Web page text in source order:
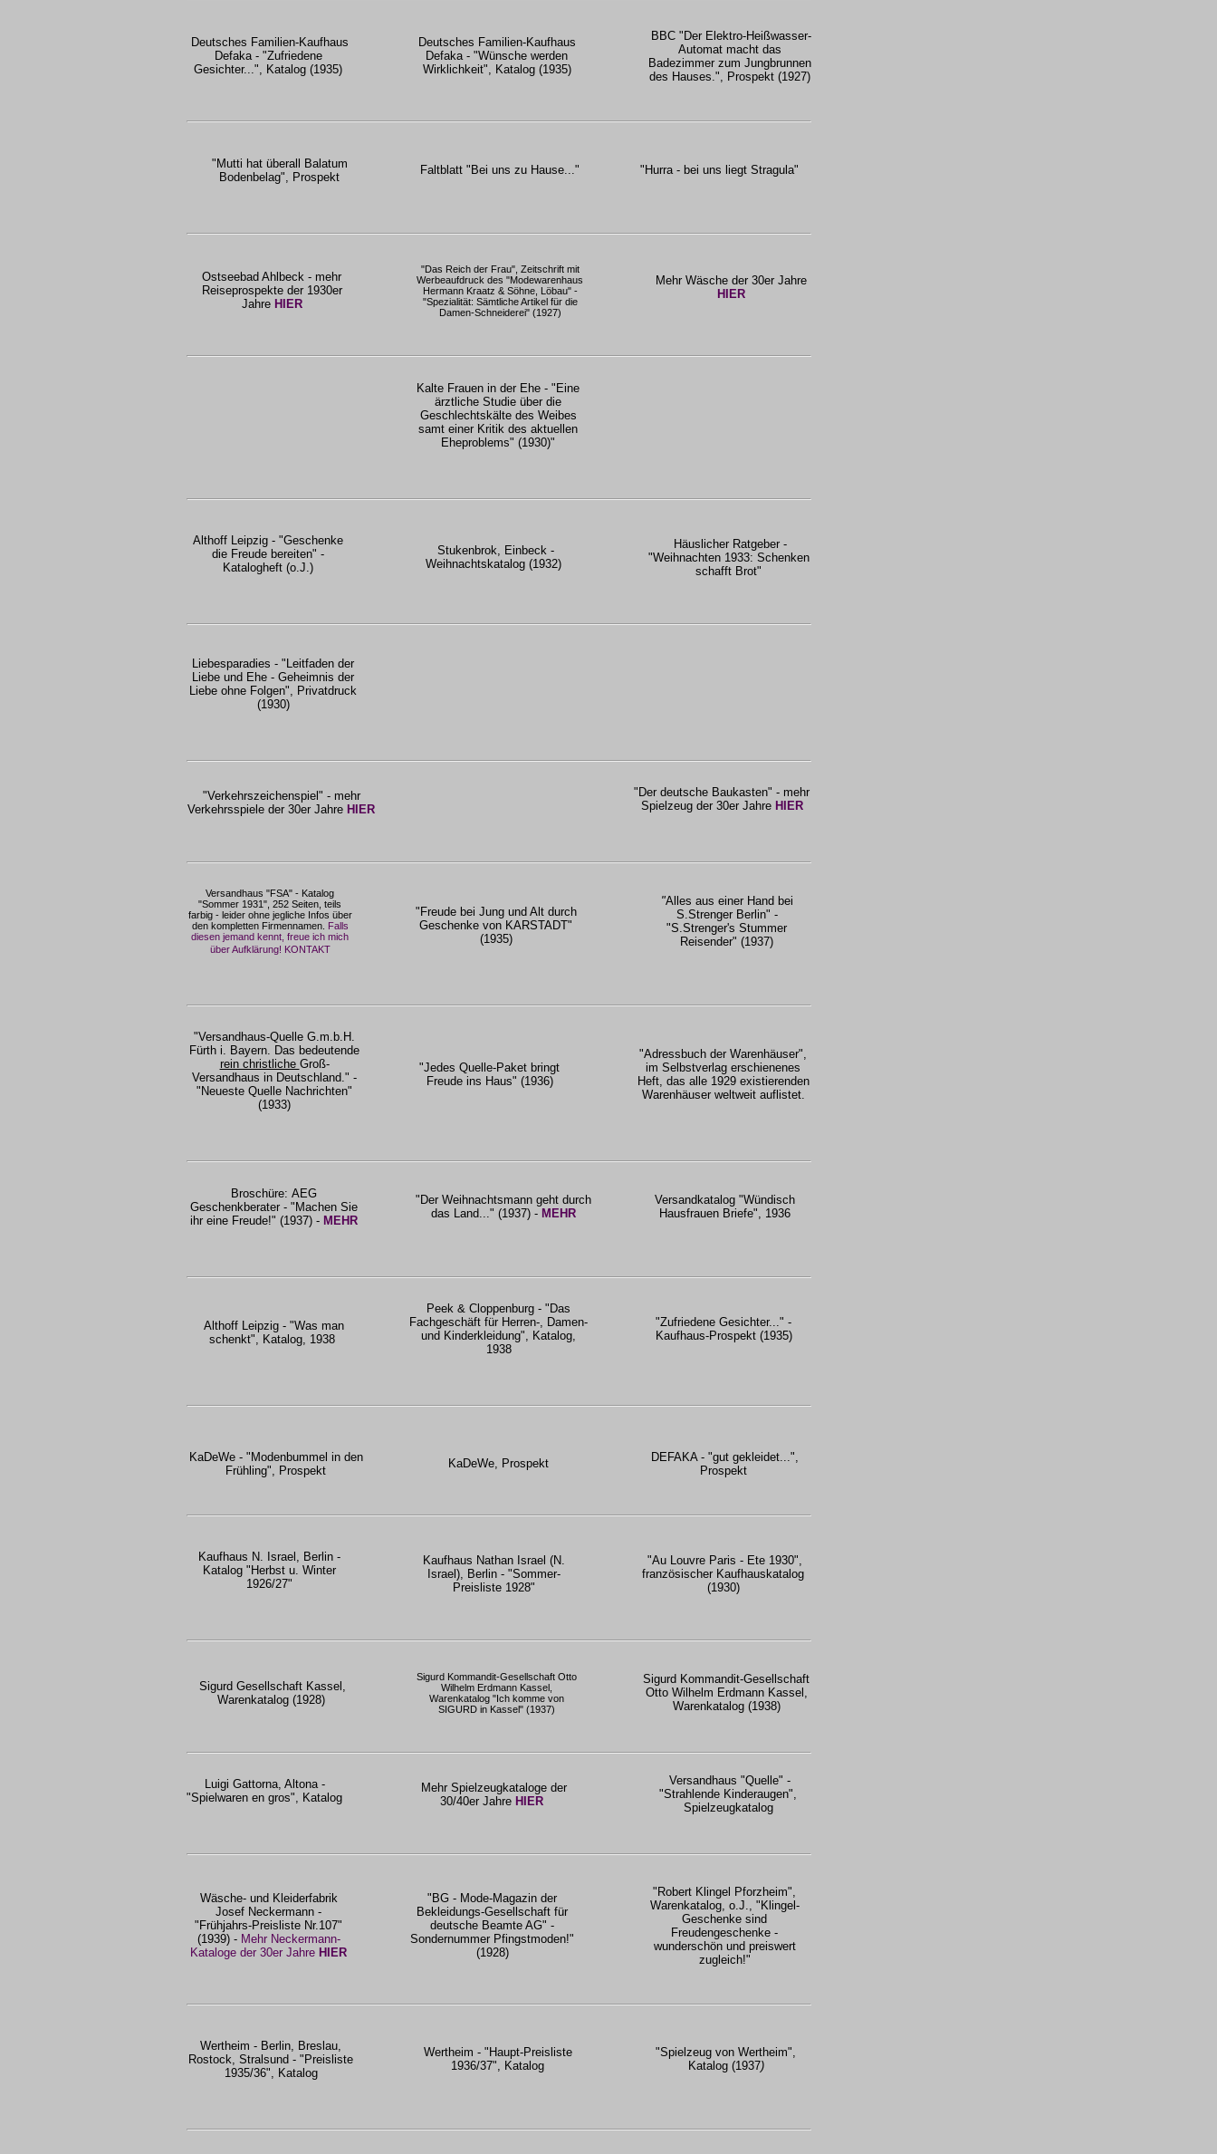
Deutsches Familien-Kaufhaus
Defaka - "Zufriedene
Gesichter...", Katalog (1935)
Deutsches Familien-Kaufhaus
Defaka - "Wünsche werden
Wirklichkeit", Katalog (1935)
BBC "Der Elektro-Heißwasser-
Automat macht das
Badezimmer zum Jungbrunnen
des Hauses.", Prospekt (1927)
"Mutti hat überall Balatum
Bodenbelag", Prospekt
Faltblatt "Bei uns zu Hause..." "Hurra - bei uns liegt Stragula"
Ostseebad Ahlbeck - mehr
Reiseprospekte der 1930er
Jahre HIER
"Das Reich der Frau", Zeitschrift mit
Werbeaufdruck des "Modewarenhaus
Hermann Kraatz & Söhne, Löbau" -
"Spezialität: Sämtliche Artikel für die
Damen-Schneiderei" (1927)
Mehr Wäsche der 30er Jahre
HIER
Kalte Frauen in der Ehe - "Eine
ärztliche Studie über die
Geschlechtskälte des Weibes
samt einer Kritik des aktuellen
Eheproblems" (1930)"
Althoff Leipzig - "Geschenke
die Freude bereiten" -
Katalogheft (o.J.)
Stukenbrok, Einbeck -
Weihnachtskatalog (1932)
Häuslicher Ratgeber -
"Weihnachten 1933: Schenken
schafft Brot"
Liebesparadies - "Leitfaden der
Liebe und Ehe - Geheimnis der
Liebe ohne Folgen", Privatdruck
(1930)
"Verkehrszeichenspiel" - mehr
Verkehrsspiele der 30er Jahre HIER
"Der deutsche Baukasten" - mehr
Spielzeug der 30er Jahre HIER
Versandhaus "FSA" - Katalog
"Sommer 1931", 252 Seiten, teils
farbig - leider ohne jegliche Infos über
den kompletten Firmennamen. Falls
diesen jemand kennt, freue ich mich
über Aufklärung! KONTAKT
"Freude bei Jung und Alt durch
Geschenke von KARSTADT"
(1935)
"Alles aus einer Hand bei
S.Strenger Berlin" -
"S.Strenger's Stummer
Reisender" (1937)
"Versandhaus-Quelle G.m.b.H.
Fürth i. Bayern. Das bedeutende
rein christliche Groß-
Versandhaus in Deutschland." -
"Neueste Quelle Nachrichten"
(1933)
"Jedes Quelle-Paket bringt
Freude ins Haus" (1936)
"Adressbuch der Warenhäuser",
im Selbstverlag erschienenes
Heft, das alle 1929 existierenden
Warenhäuser weltweit auflistet.
Broschüre: AEG
Geschenkberater - "Machen Sie
ihr eine Freude!" (1937) - MEHR
"Der Weihnachtsmann geht durch
das Land..." (1937) - MEHR
Versandkatalog "Wündisch
Hausfrauen Briefe", 1936
Althoff Leipzig - "Was man
schenkt", Katalog, 1938
Peek & Cloppenburg - "Das
Fachgeschäft für Herren-, Damen-
und Kinderkleidung", Katalog,
1938
"Zufriedene Gesichter..." -
Kaufhaus-Prospekt (1935)
KaDeWe - "Modenbummel in den
Frühling", Prospekt
KaDeWe, Prospekt
DEFAKA - "gut gekleidet...",
Prospekt
Kaufhaus N. Israel, Berlin -
Katalog "Herbst u. Winter
1926/27"
Kaufhaus Nathan Israel (N.
Israel), Berlin - "Sommer-
Preisliste 1928"
"Au Louvre Paris - Ete 1930",
französischer Kaufhauskatalog
(1930)
Sigurd Gesellschaft Kassel,
Warenkatalog (1928)
Sigurd Kommandit-Gesellschaft Otto
Wilhelm Erdmann Kassel,
Warenkatalog "Ich komme von
SIGURD in Kassel" (1937)
Sigurd Kommandit-Gesellschaft
Otto Wilhelm Erdmann Kassel,
Warenkatalog (1938)
Luigi Gattorna, Altona -
"Spielwaren en gros", Katalog
Mehr Spielzeugkataloge der
30/40er Jahre HIER
Versandhaus "Quelle" -
"Strahlende Kinderaugen",
Spielzeugkatalog
Wäsche- und Kleiderfabrik
Josef Neckermann -
"Frühjahrs-Preisliste Nr.107"
(1939) - Mehr Neckermann-
Kataloge der 30er Jahre HIER
"BG - Mode-Magazin der
Bekleidungs-Gesellschaft für
deutsche Beamte AG" -
Sondernummer Pfingstmoden!"
(1928)
"Robert Klingel Pforzheim",
Warenkatalog, o.J., "Klingel-
Geschenke sind
Freudengeschenke -
wunderschön und preiswert
zugleich!"
Wertheim - Berlin, Breslau,
Rostock, Stralsund - "Preisliste
1935/36", Katalog
Wertheim - "Haupt-Preisliste
1936/37", Katalog
"Spielzeug von Wertheim",
Katalog (1937)